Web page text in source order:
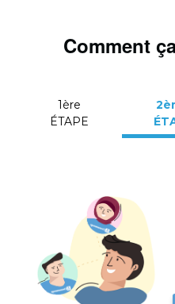
Comment
1ère
ÉTAPE